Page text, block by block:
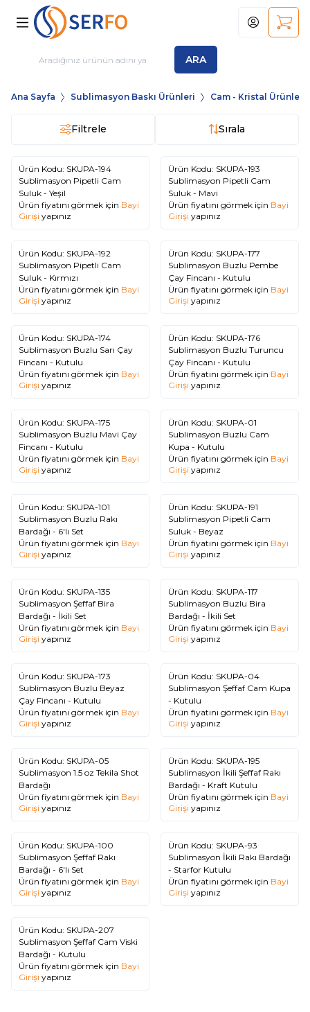
ARA
Hesabım
Ana Sayfa Sublimasyon Baskı Ürünleri Cam - Kristal Ürünler
Filtrele Sırala
Ürün Kodu: SKUPA-194
Sublimasyon Pipetli Cam
Suluk - Yeşil
Ürün fiyatını görmek için Bayi
Girişi yapınız
Ürün Kodu: SKUPA-193
Sublimasyon Pipetli Cam
Suluk - Mavi
Ürün fiyatını görmek için Bayi
Girişi yapınız
Ürün Kodu: SKUPA-192
Sublimasyon Pipetli Cam
Suluk - Kırmızı
Ürün fiyatını görmek için Bayi
Girişi yapınız
Ürün Kodu: SKUPA-177
Sublimasyon Buzlu Pembe
Çay Fincanı - Kutulu
Ürün fiyatını görmek için Bayi
Girişi yapınız
Ürün Kodu: SKUPA-174
Sublimasyon Buzlu Sarı Çay
Fincanı - Kutulu
Ürün fiyatını görmek için Bayi
Girişi yapınız
Ürün Kodu: SKUPA-176
Sublimasyon Buzlu Turuncu
Çay Fincanı - Kutulu
Ürün fiyatını görmek için Bayi
Girişi yapınız
Ürün Kodu: SKUPA-175
Sublimasyon Buzlu Mavi Çay
Fincanı - Kutulu
Ürün fiyatını görmek için Bayi
Girişi yapınız
Ürün Kodu: SKUPA-01
Sublimasyon Buzlu Cam
Kupa - Kutulu
Ürün fiyatını görmek için Bayi
Girişi yapınız
Ürün Kodu: SKUPA-101
Sublimasyon Buzlu Rakı
Bardağı - 6'lı Set
Ürün fiyatını görmek için Bayi
Girişi yapınız
Ürün Kodu: SKUPA-191
Sublimasyon Pipetli Cam
Suluk - Beyaz
Ürün fiyatını görmek için Bayi
Girişi yapınız
Ürün Kodu: SKUPA-135
Sublimasyon Şeffaf Bira
Bardağı - İkili Set
Ürün fiyatını görmek için Bayi
Girişi yapınız
Ürün Kodu: SKUPA-117
Sublimasyon Buzlu Bira
Bardağı - İkili Set
Ürün fiyatını görmek için Bayi
Girişi yapınız
Ürün Kodu: SKUPA-173
Sublimasyon Buzlu Beyaz
Çay Fincanı - Kutulu
Ürün fiyatını görmek için Bayi
Girişi yapınız
Ürün Kodu: SKUPA-04
Sublimasyon Şeffaf Cam Kupa
- Kutulu
Ürün fiyatını görmek için Bayi
Girişi yapınız
Ürün Kodu: SKUPA-05
Sublimasyon 1.5 oz Tekila Shot
Bardağı
Ürün fiyatını görmek için Bayi
Girişi yapınız
Ürün Kodu: SKUPA-195
Sublimasyon İkili Şeffaf Rakı
Bardağı - Kraft Kutulu
Ürün fiyatını görmek için Bayi
Girişi yapınız
Ürün Kodu: SKUPA-100
Sublimasyon Şeffaf Rakı
Bardağı - 6'lı Set
Ürün fiyatını görmek için Bayi
Girişi yapınız
Ürün Kodu: SKUPA-93
Sublimasyon İkili Rakı Bardağı
- Starfor Kutulu
Ürün fiyatını görmek için Bayi
Girişi yapınız
Ürün Kodu: SKUPA-207
Sublimasyon Şeffaf Cam Viski
Bardağı - Kutulu
Ürün fiyatını görmek için Bayi
Girişi yapınız